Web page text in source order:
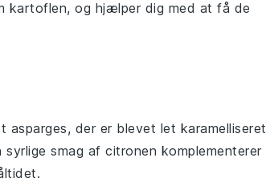
kartoflen, og hjælper dig med at få de
asparges, der er blevet let karamelliseret
syrlige smag af citronen komplementerer